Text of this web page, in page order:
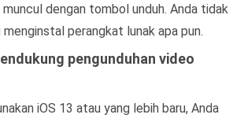
dengan tombol unduh. Anda tidak
perangkat lunak apa pun.
pengunduhan video
iOS 13 atau yang lebih baru, Anda